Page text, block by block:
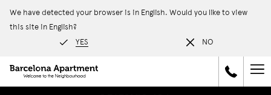
We have detected your browser is in English. Would you like to view
this site in English?
YES NO